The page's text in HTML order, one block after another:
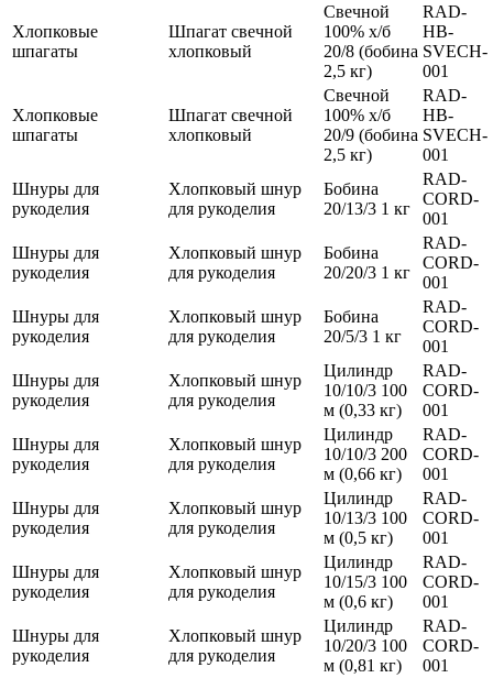
Хлопковые
шпагаты
Шпагат свечной
хлопковый
Свечной
100% х/б
20/8 (бобина
2,5 кг)
RAD-
HB-
SVECH-
001
Хлопковые
шпагаты
Шпагат свечной
хлопковый
Свечной
100% х/б
20/9 (бобина
2,5 кг)
RAD-
HB-
SVECH-
001
Шнуры для
рукоделия
Хлопковый шнур
для рукоделия
Бобина
20/13/3 1 кг
RAD-
CORD-
001
Шнуры для
рукоделия
Хлопковый шнур
для рукоделия
Бобина
20/20/3 1 кг
RAD-
CORD-
001
Шнуры для
рукоделия
Хлопковый шнур
для рукоделия
Бобина
20/5/3 1 кг
RAD-
CORD-
001
Шнуры для
рукоделия
Хлопковый шнур
для рукоделия
Цилиндр
10/10/3 100
м (0,33 кг)
RAD-
CORD-
001
Шнуры для
рукоделия
Хлопковый шнур
для рукоделия
Цилиндр
10/10/3 200
м (0,66 кг)
RAD-
CORD-
001
Шнуры для
рукоделия
Хлопковый шнур
для рукоделия
Цилиндр
10/13/3 100
м (0,5 кг)
RAD-
CORD-
001
Шнуры для
рукоделия
Хлопковый шнур
для рукоделия
Цилиндр
10/15/3 100
м (0,6 кг)
RAD-
CORD-
001
Шнуры для
рукоделия
Хлопковый шнур
для рукоделия
Цилиндр
10/20/3 100
м (0,81 кг)
RAD-
CORD-
001